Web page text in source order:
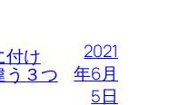
付け
う３つ
2021
年6月
5日